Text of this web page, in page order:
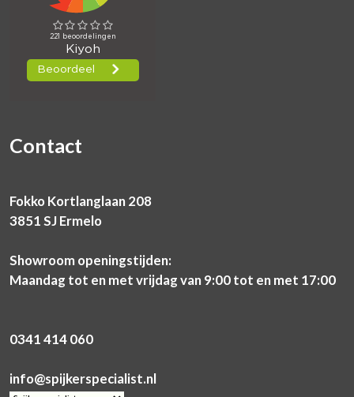
Contact
Fokko Kortlanglaan 208
3851 SJ Ermelo
Showroom openingstijden:
Maandag tot en met vrijdag van 9:00 tot en met 17:00
0341 414 060
info@spijkerspecialist.nl